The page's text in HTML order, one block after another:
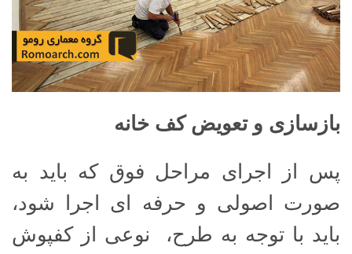
بازسازی و تعویض کف خانه
پس از اجرای مراحل فوق که باید به
صورت اصولی و حرفه ای اجرا شود،
باید با توجه به طرح، نوعی از کفپوش